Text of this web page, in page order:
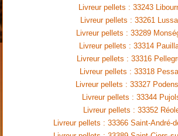
Livreur pellets : 33243
Livreur pellets : 33261
Livreur pellets : 33289
Livreur pellets : 33314
Livreur pellets : 33316
Livreur pellets : 33318
Livreur pellets : 33327
Livreur pellets : 33344
Livreur pellets : 33352
Livreur pellets : 33366 Saint-André-